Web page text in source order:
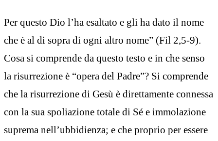
Per questo Dio l’ha esaltato e gli ha dato il nome
che è al di sopra di ogni altro nome” (Fil 2,5-9).
Cosa si comprende da questo testo e in che senso
la risurrezione è “opera del Padre”? Si comprende
che la risurrezione di Gesù è direttamente connessa
con la sua spoliazione totale di Sé e immolazione
suprema nell’ubbidienza; e che proprio per essere